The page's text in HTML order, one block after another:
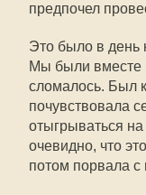
предпочел
Это было в день
Мы были вместе
сломалось. Был
почувствовала
отыгрываться
очевидно, что
потом порвала с